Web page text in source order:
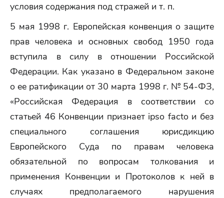
условия содержания под стражей и т. п.
5 мая 1998 г. Европейская конвенция о защите
прав человека и основных свобод 1950 года
вступила в силу в отношении Российской
Федерации. Как указано в Федеральном законе
о ее ратификации от 30 марта 1998 г. № 54-ФЗ,
«Российская Федерация в соответствии со
статьей 46 Конвенции признает ipso facto и без
специального соглашения юрисдикцию
Европейского Суда по правам человека
обязательной по вопросам толкования и
применения Конвенции и Протоколов к ней в
случаях предполагаемого нарушения